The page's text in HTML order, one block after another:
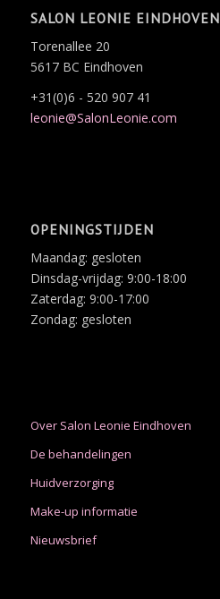
SALON LEONIE EINDHOVEN
Torenallee 20
5617 BC Eindhoven
+31(0)6 - 520 907 41
leonie@SalonLeonie.com
OPENINGSTIJDEN
Maandag: gesloten
Dinsdag-vrijdag: 9:00-18:00
Zaterdag: 9:00-17:00
Zondag: gesloten
Over Salon Leonie Eindhoven
De behandelingen
Huidverzorging
Make-up informatie
Nieuwsbrief